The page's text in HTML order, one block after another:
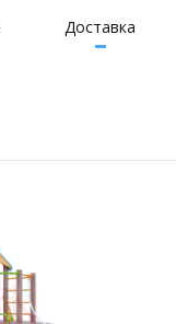
Доставка